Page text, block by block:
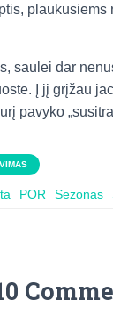
plaukusiems
saulei dar
Į jį grįžau
pavyko
POR Sezonas